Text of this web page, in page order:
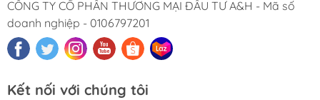
CÔNG TY CỔ PHẦN THƯƠNG MẠI ĐẦU TƯ A&H - Mã số
doanh nghiệp - 0106797201
Kết nối với chúng tôi